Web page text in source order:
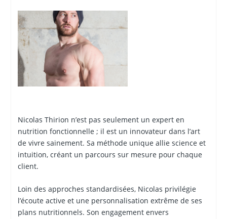
Nicolas Thirion n’est pas seulement un expert en
nutrition fonctionnelle ; il est un innovateur dans l’art
de vivre sainement. Sa méthode unique allie science et
intuition, créant un parcours sur mesure pour chaque
client.
Loin des approches standardisées, Nicolas privilégie
l’écoute active et une personnalisation extrême de ses
plans nutritionnels. Son engagement envers